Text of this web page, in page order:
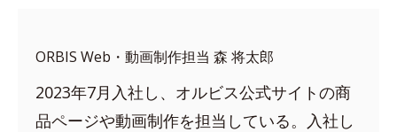
ORBIS Web・動画制作担当 森 将太郎
2023年7月入社し、オルビス公式サイトの商
品ページや動画制作を担当している。入社し